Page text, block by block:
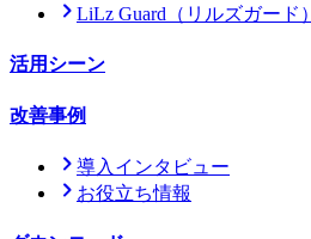
LiLz Guard （リルズガード）
活用シーン
改善事例
導入インタビュー
お役立ち情報